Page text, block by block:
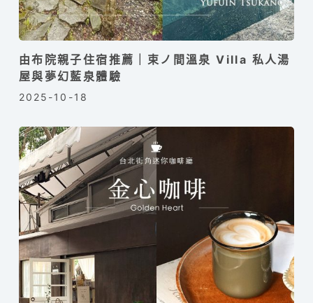
由布院親子住宿推薦｜束ノ間溫泉 Villa 私人湯
屋與夢幻藍泉體驗
2025-10-18